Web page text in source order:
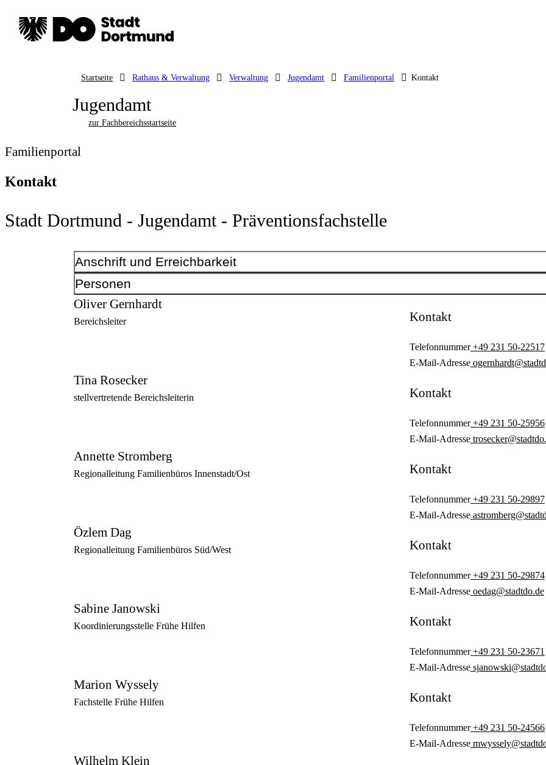
Startseite Rathaus & Verwaltung Verwaltung Jugendamt Familienportal Kontakt
Jugendamt
zur Fachbereichsstartseite
Familienportal
Kontakt
Stadt Dortmund - Jugendamt - Präventionsfachstelle
Anschrift und Erreichbarkeit
Kontakt
Telefonnummer+49 231 50-29890
Telefonnummer
Voßkuhle
37
08:00 Uhr
Mittwoch
08:00 Uhr 12:00 Uhr und
Donnerstag 08:00 Uhr 12:00 Uhrund
Samstag
Geschlossen
Personen
Oliver Gernhardt
Bereichsleiter Kontakt
Telefonnummer+49 231 50-22517
E-Mail-Adresse
Tina Rosecker
stellvertretende Bereichsleiterin Kontakt
Telefonnummer+49 231 50-25956
E-Mail-Adresse
Annette Stromberg
Regionalleitung Familienbüros Innenstadt/Ost Kontakt
Telefonnummer+49 231 50-29897
E-Mail-Adresse
Özlem Dag
Regionalleitung Familienbüros Süd/West Kontakt
Telefonnummer+49 231 50-29874
E-Mail-Adresseoedag@stadtdo.de
Sabine Janowski
Koordinierungsstelle Frühe Hilfen Kontakt
Telefonnummer+49 231 50-23671
E-Mail-Adresse
Marion Wyssely
Fachstelle Frühe Hilfen Kontakt
Telefonnummer+49 231 50-24566
E-Mail-Adresse
Wilhelm Klein